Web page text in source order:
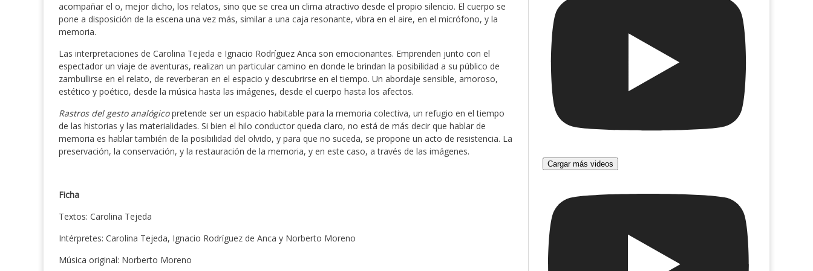
acompañar el o, mejor dicho, los relatos, sino que se crea un clima atractivo desde el propio silencio. El cuerpo se
pone a disposición de la escena una vez más, similar a una caja resonante, vibra en el aire, en el micrófono, y la
memoria.
Las interpretaciones de Carolina Tejeda e Ignacio Rodríguez Anca son emocionantes. Emprenden junto con el
espectador un viaje de aventuras, realizan un particular camino en donde le brindan la posibilidad a su público de
zambullirse en el relato, de reverberan en el espacio y descubrirse en el tiempo. Un abordaje sensible, amoroso,
estético y poético, desde la música hasta las imágenes, desde el cuerpo hasta los afectos.
Rastros del gesto analógicopretende ser un espacio habitable para la memoria colectiva, un refugio en el tiempo
de las historias y las materialidades. Si bien el hilo conductor queda claro, no está de más decir que hablar de
memoria es hablar también de la posibilidad del olvido, y para que no suceda, se propone un acto de resistencia. La
preservación, la conservación, y la restauración de la memoria, y en este caso, a través de las imágenes.
Ficha
Textos: Carolina Tejeda
Intérpretes: Carolina Tejeda, Ignacio Rodríguez de Anca y Norberto Moreno
Música original: Norberto Moreno
Cargar más videos